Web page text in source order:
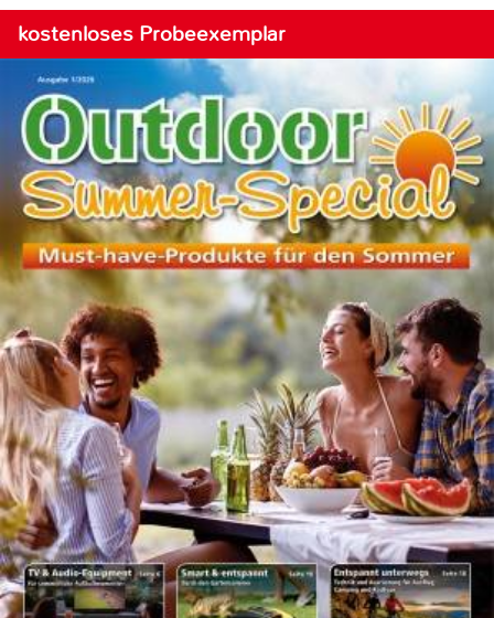
kostenloses Probeexemplar